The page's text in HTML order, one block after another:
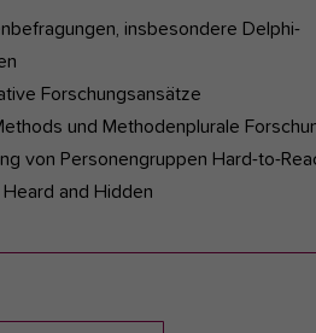
insbesondere Delphi-
Forschungsansätze
und Methodenplurale
von Personengruppen Hard-to-
and Hidden